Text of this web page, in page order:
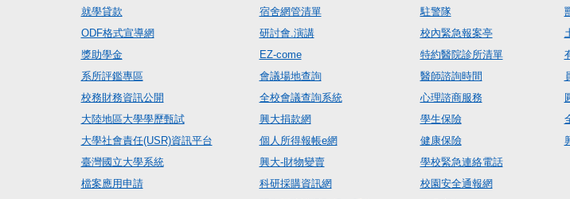
就學貸款
ODF格式宣導網
獎助學金
系所評鑑專區
校務財務資訊公開
大陸地區大學學歷甄試
大學社會責任(USR)資訊平台
臺灣國立大學系統
檔案應用申請
宿舍網管清單
研討會.演講
EZ-come
會議場地查詢
全校會議查詢系統
興大捐款網
個人所得報帳e網
興大-財物變賣
科研採購資訊網
駐警隊
校內緊急報案亭
特約醫院診所清單
醫師諮詢時間
心理諮商服務
學生保險
健康保險
學校緊急連絡電話
校園安全通報網